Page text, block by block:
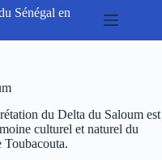
Sénégal en
du Delta du Saloum est
culturel et naturel du
Toubacouta.